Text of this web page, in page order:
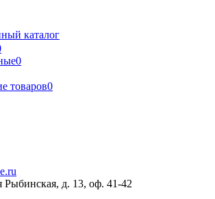
каталог
0
товаров0
Рыбинская, д. 13, оф. 41-42